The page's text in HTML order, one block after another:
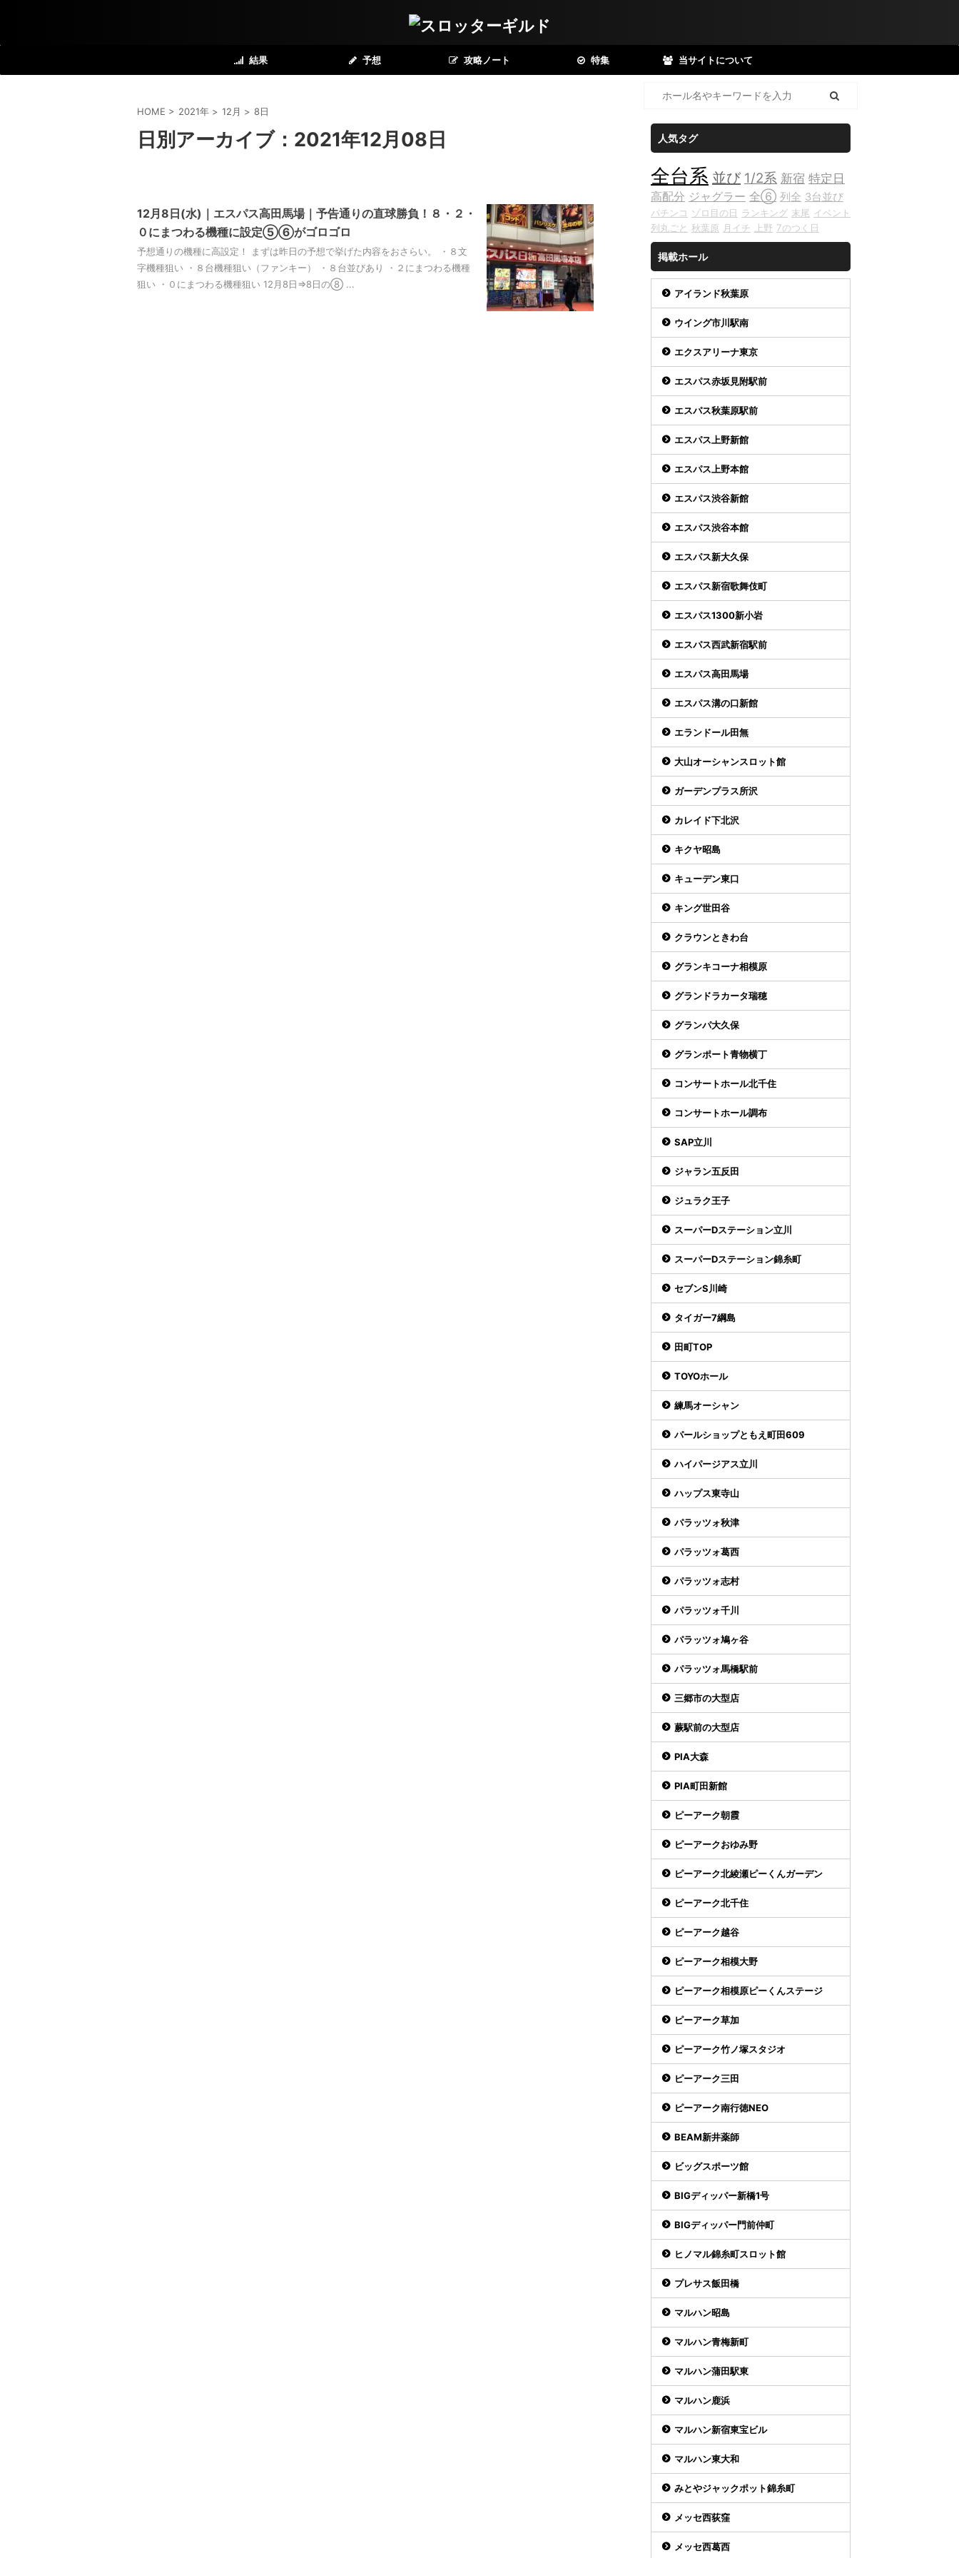
結果 予想 攻略ノート 特集 当サイトについて
HOME > 2021年 > 12月 > 8日
日別アーカイブ：2021年12月08日
12月8日(水)｜エスパス高田馬場｜予告通りの直球勝負！８・２・
０にまつわる機種に設定⑤⑥がゴロゴロ
予想通りの機種に高設定！ まずは昨日の予想で挙げた内容をおさらい。 ・８文
字機種狙い ・８台機種狙い（ファンキー） ・８台並びあり ・２にまつわる機種
狙い ・０にまつわる機種狙い 12月8日⇒8日の⑧ ...
人気タグ
全台系 並び 1/2系 新宿 特定日
高配分 ジャグラー 全⑥ 列全 3台並び
パチンコ ゾロ目の日 ランキング 末尾 イベント
列丸ごと 秋葉原 月イチ 上野 7のつく日
掲載ホール
アイランド秋葉原
ウイング市川駅南
エクスアリーナ東京
エスパス赤坂見附駅前
エスパス秋葉原駅前
エスパス上野新館
エスパス上野本館
エスパス渋谷新館
エスパス渋谷本館
エスパス新大久保
エスパス新宿歌舞伎町
エスパス1300新小岩
エスパス西武新宿駅前
エスパス高田馬場
エスパス溝の口新館
エランドール田無
大山オーシャンスロット館
ガーデンプラス所沢
カレイド下北沢
キクヤ昭島
キューデン東口
キング世田谷
クラウンときわ台
グランキコーナ相模原
グランドラカータ瑞穂
グランパ大久保
グランポート青物横丁
コンサートホール北千住
コンサートホール調布
SAP立川
ジャラン五反田
ジュラク王子
スーパーDステーション立川
スーパーDステーション錦糸町
セブンS川崎
タイガー7綱島
田町TOP
TOYOホール
練馬オーシャン
パールショップともえ町田609
ハイパージアス立川
ハップス東寺山
パラッツォ秋津
パラッツォ葛西
パラッツォ志村
パラッツォ千川
パラッツォ鳩ヶ谷
パラッツォ馬橋駅前
三郷市の大型店
蕨駅前の大型店
PIA大森
PIA町田新館
ピーアーク朝霞
ピーアークおゆみ野
ピーアーク北綾瀬ピーくんガーデン
ピーアーク北千住
ピーアーク越谷
ピーアーク相模大野
ピーアーク相模原ピーくんステージ
ピーアーク草加
ピーアーク竹ノ塚スタジオ
ピーアーク三田
ピーアーク南行徳NEO
BEAM新井薬師
ビッグスポーツ館
BIGディッパー新橋1号
BIGディッパー門前仲町
ヒノマル錦糸町スロット館
プレサス飯田橋
マルハン昭島
マルハン青梅新町
マルハン蒲田駅東
マルハン鹿浜
マルハン新宿東宝ビル
マルハン東大和
みとやジャックポット錦糸町
メッセ西荻窪
メッセ西葛西